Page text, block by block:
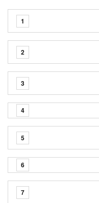
1
2
3
4
5
6
7